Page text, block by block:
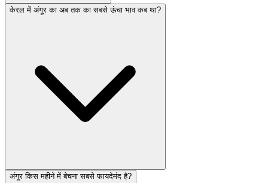
केरल में अंगूर का अब तक का सबसे ऊंचा भाव कब था?
अंगूर किस महीने में बेचना सबसे फायदेमंद है?